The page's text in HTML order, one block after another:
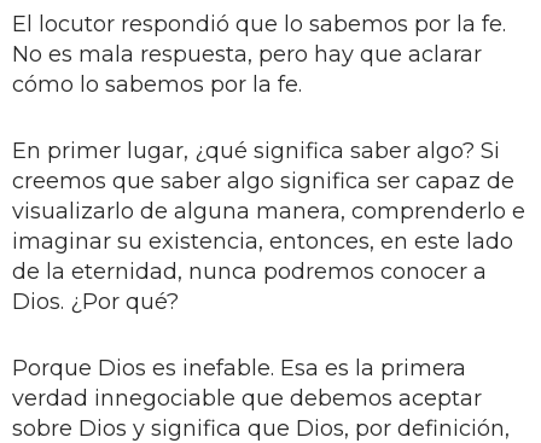
El locutor respondió que lo sabemos por la fe.
No es mala respuesta, pero hay que aclarar
cómo lo sabemos por la fe.
En primer lugar, ¿qué significa saber algo? Si
creemos que saber algo significa ser capaz de
visualizarlo de alguna manera, comprenderlo e
imaginar su existencia, entonces, en este lado
de la eternidad, nunca podremos conocer a
Dios. ¿Por qué?
Porque Dios es inefable. Esa es la primera
verdad innegociable que debemos aceptar
sobre Dios y significa que Dios, por definición,